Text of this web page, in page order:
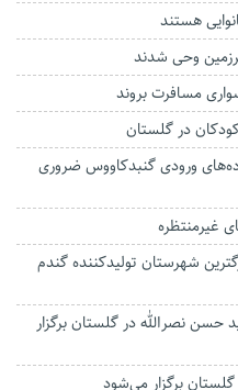
هستند
وحی شدند
مسافرت بروند
ورودی گنبدکاووس ضروری
غیرمنتظره
شهرستان تولیدکننده گندم
حسن نصرالله در گلستان برگزار